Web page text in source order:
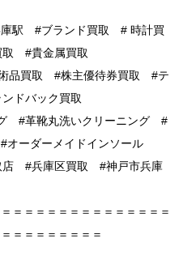
駅 #ブランド買取 # 時計買
#貴金属買取
品買取 #株主優待券買取 #テ
ドバック買取
#革靴丸洗いクリーニング #
ーダーメイドインソール
店 #兵庫区買取 #神戸市兵庫
＝＝＝＝＝＝＝＝＝＝＝＝＝＝
＝＝＝＝＝＝＝＝